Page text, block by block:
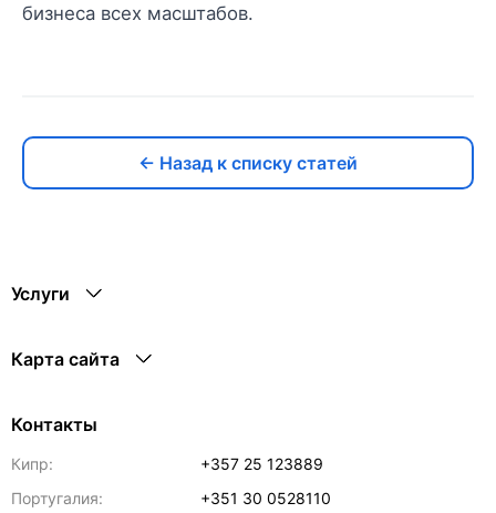
бизнеса всех масштабов.
← Назад к списку статей
Услуги
Карта сайта
Контакты
Кипр:
+357 25 123889
Португалия:
+351 30 0528110